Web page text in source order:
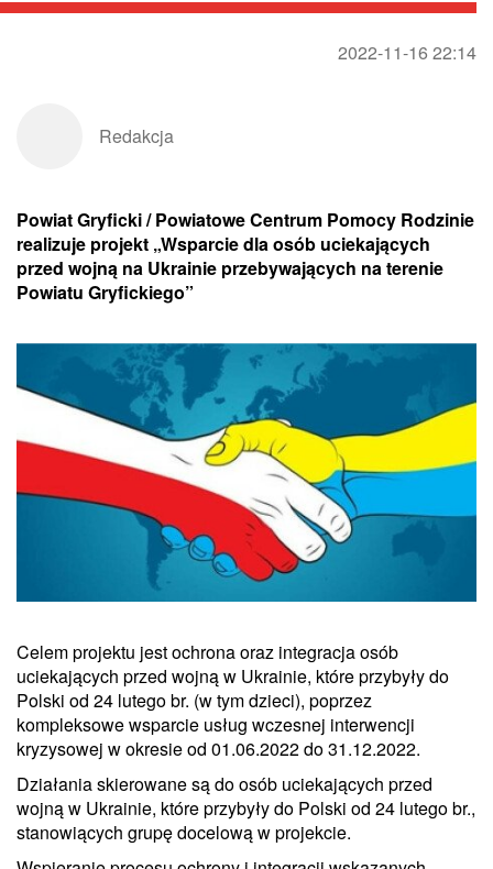
2022-11-16 22:14
Redakcja
Powiat Gryficki / Powiatowe Centrum Pomocy Rodzinie
realizuje projekt „Wsparcie dla osób uciekających
przed wojną na Ukrainie przebywających na terenie
Powiatu Gryfickiego”
Celem projektu jest ochrona oraz integracja osób
uciekających przed wojną w Ukrainie, które przybyły do
Polski od 24 lutego br. (w tym dzieci), poprzez
kompleksowe wsparcie usług wczesnej interwencji
kryzysowej w okresie od 01.06.2022 do 31.12.2022.
Działania skierowane są do osób uciekających przed
wojną w Ukrainie, które przybyły do Polski od 24 lutego br.,
stanowiących grupę docelową w projekcie.